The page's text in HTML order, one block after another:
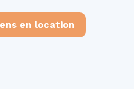
chambres, d’une
que d’une
en location